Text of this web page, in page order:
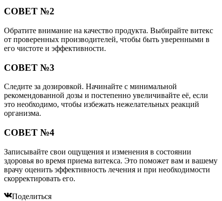
СОВЕТ №2
Обратите внимание на качество продукта. Выбирайте витекс
от проверенных производителей, чтобы быть уверенными в
его чистоте и эффективности.
СОВЕТ №3
Следите за дозировкой. Начинайте с минимальной
рекомендованной дозы и постепенно увеличивайте её, если
это необходимо, чтобы избежать нежелательных реакций
организма.
СОВЕТ №4
Записывайте свои ощущения и изменения в состоянии
здоровья во время приема витекса. Это поможет вам и вашему
врачу оценить эффективность лечения и при необходимости
скорректировать его.
Поделиться